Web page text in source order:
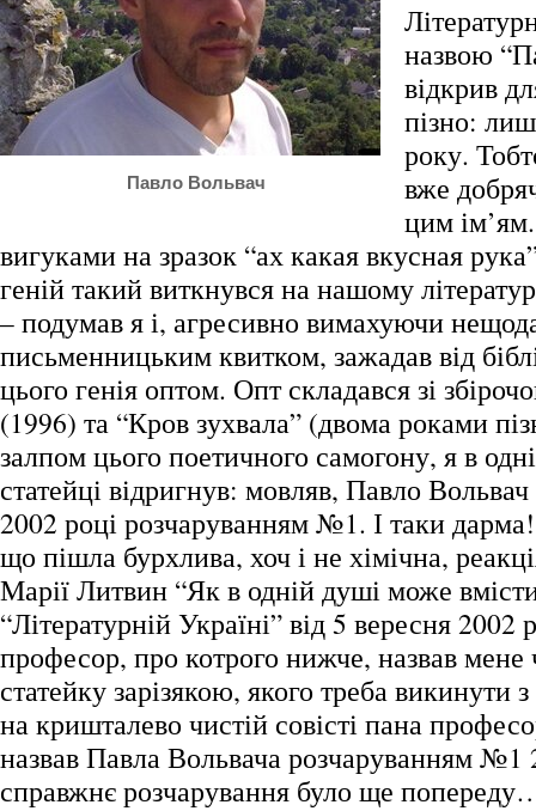
Павло Вольвач
назвою
відкрив
пізно:
року.
вже
цим
вигуками на зразок “ах какая вкусная
геній такий виткнувся на нашому
– подумав я і, агресивно вимахуючи
письменницьким квитком, зажадав від
цього генія оптом. Опт складався зі
(1996) та “Кров зухвала” (двома роками
залпом цього поетичного самогону, я в
статейці відригнув: мовляв, Павло
2002 році розчаруванням №1. І таки
що пішла бурхлива, хоч і не хімічна,
Марії Литвин “Як в одній душі може
“Літературній Україні” від 5 вересня
професор, про котрого нижче, назвав
статейку зарізякою, якого треба викинути
на кришталево чистій совісті пана
назвав Павла Вольвача розчаруванням
справжнє розчарування було ще